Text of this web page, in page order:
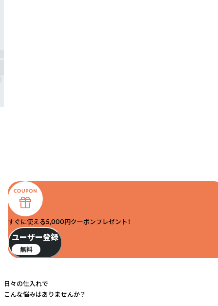
すぐに使える5,000円クーポンプレゼント！
ユーザー登録
無料
日々の仕入れで
こんな悩みはありませんか？